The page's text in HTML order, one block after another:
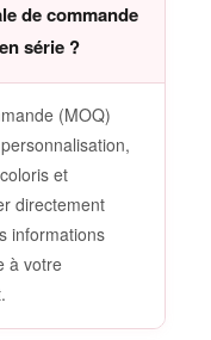
de commande
série ?
(MOQ)
et
directement
informations
à votre